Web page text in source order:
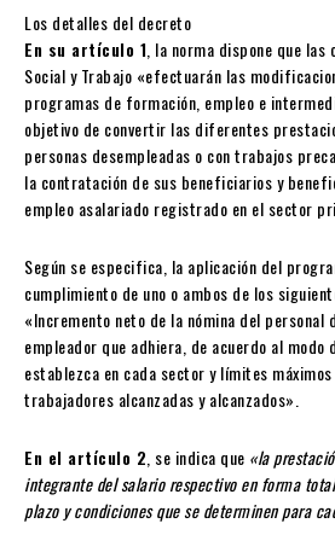
Los detalles del decreto
En su artículo 1, la norma dispone que
Social y Trabajo «efectuarán las
programas de formación, empleo e
objetivo de convertir las diferentes
personas desempleadas o con trabajos
la contratación de sus beneficiarios y
empleo asalariado registrado en el sector
Según se especifica, la aplicación del
cumplimiento de uno o ambos de los
«Incremento neto de la nómina del personal
empleador que adhiera, de acuerdo al modo
establezca en cada sector y límites
trabajadores alcanzadas y alcanzados».
En el artículo 2, se indica que «la
integrante del salario respectivo en forma
plazo y condiciones que se determinen para